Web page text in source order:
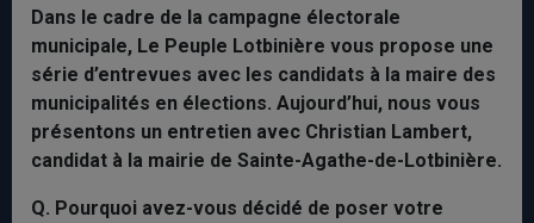
Dans le cadre de la campagne électorale
municipale, Le Peuple Lotbinière vous propose une
série d’entrevues avec les candidats à la maire des
municipalités en élections. Aujourd’hui, nous vous
présentons un entretien avec Christian Lambert,
candidat à la mairie de Sainte-Agathe-de-Lotbinière.
Q. Pourquoi avez-vous décidé de poser votre